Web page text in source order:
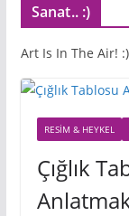
Sanat.. :)
Art Is In The Air! :)
RESIM & HEYKEL
Çığlık